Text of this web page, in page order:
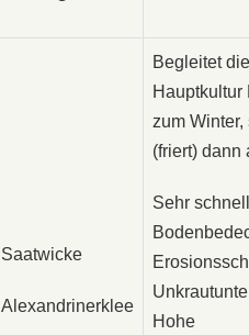
Saatwicke
Alexandrinerklee
Begleitet die
Hauptkultur
zum Winter,
(friert) dann
Sehr
Hohe